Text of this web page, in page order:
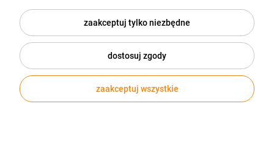
zaakceptuj tylko niezbędne
dostosuj zgody
zaakceptuj wszystkie